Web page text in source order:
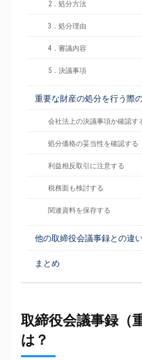
2．処分方法
3．処分理由
4．審議内容
5．決議事項
重要な財産の処分を行う際
会社法上の決議事項か確認す
処分価格の妥当性を確認する
利益相反取引に注意する
税務面も検討する
関連資料を保存する
他の取締役会議事録との違
まとめ
取締役会議事録（
は？